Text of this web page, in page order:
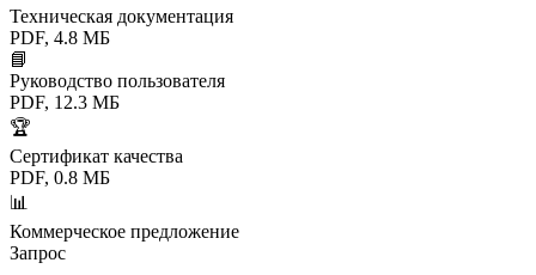
Техническая документация
PDF, 4.8 МБ
📘
Руководство пользователя
PDF, 12.3 МБ
🏆
Сертификат качества
PDF, 0.8 МБ
📊
Коммерческое предложение
Запрос